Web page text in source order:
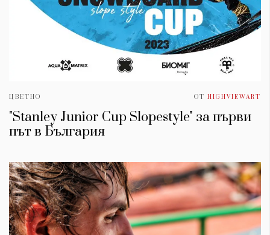
ЦВЕТНО ОТ HIGHVIEWART
"Stanley Junior Cup Slopestyle" за първи
път в България